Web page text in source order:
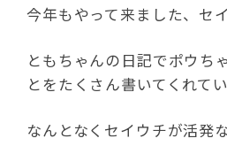
今年もやって来ました、セ
ともちゃんの日記でポウち
とをたくさん書いてくれてい
なんとなくセイウチが活発